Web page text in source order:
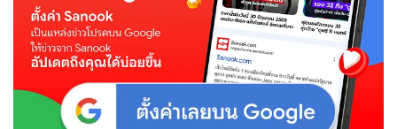
บรรยาย